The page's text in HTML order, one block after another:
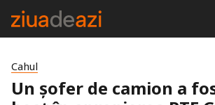
Cahul
Un șofer de camion a